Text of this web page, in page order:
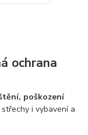
ochrana
poškození
i vybavení a